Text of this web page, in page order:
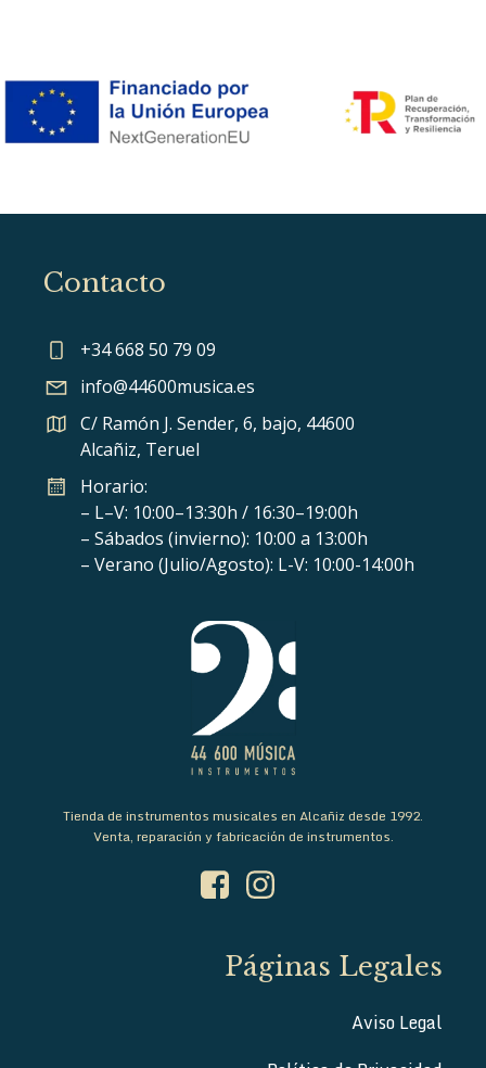
Contacto
+34 668 50 79 09
info@44600musica.es
C/ Ramón J. Sender, 6, bajo, 44600
Alcañiz, Teruel
Horario:
– L–V: 10:00–13:30h / 16:30–19:00h
– Sábados (invierno): 10:00 a 13:00h
– Verano (Julio/Agosto): L-V: 10:00-14:00h
Tienda de instrumentos musicales en Alcañiz desde 1992.
Venta, reparación y fabricación de instrumentos.
Páginas Legales
Aviso Legal